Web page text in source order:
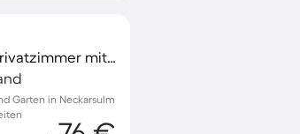
Familienfreundliches gemütliches Privatzimmer mit Terrasse, Garten und Grill | Ideal für Homeoffice | Haustierfreundlich
Garten in Neckarsulm